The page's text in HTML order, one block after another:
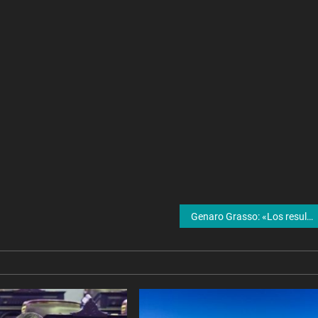
Genaro Grasso: «Los resultados de las elecciones, en algún punto, muestran un respiro al Gobierno»